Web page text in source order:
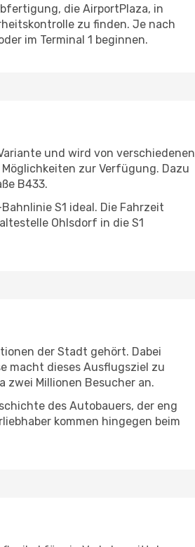
die AirportPlaza, in
zu finden. Je nach
im Terminal 1 beginnen.
und wird von verschiedenen
zur Verfügung. Dazu
B433.
S1 ideal. Die Fahrzeit
Ohlsdorf in die S1
der Stadt gehört. Dabei
macht dieses Ausflugsziel zu
zwei Millionen Besucher an.
des Autobauers, der eng
kommen hingegen beim